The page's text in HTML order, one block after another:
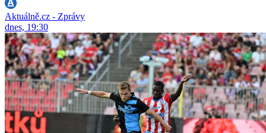
Aktuálně.cz - Zprávy
dnes, 19:30